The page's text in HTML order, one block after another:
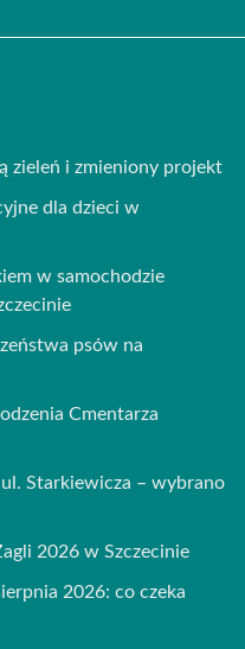
zieleń i zmieniony projekt
dla dzieci w
w samochodzie
psów na
Cmentarza
Starkiewicza – wybrano
2026 w Szczecinie
2026: co czeka